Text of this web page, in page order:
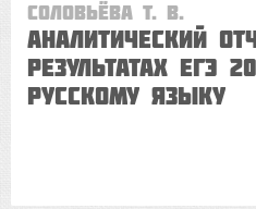
Соловьёва Т. В.
Аналитический
результатах ЕГЭ
русскому языку